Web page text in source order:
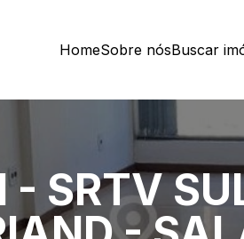
HomeSobre nósBuscar
- SRTV